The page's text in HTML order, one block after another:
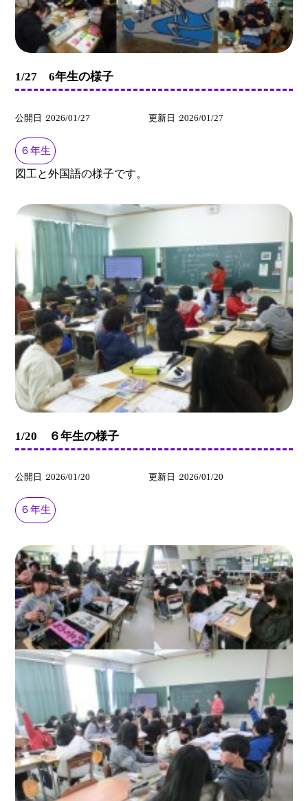
1/27 6年生の様子
公開日 2026/01/27 更新日 2026/01/27
６年生
図工と外国語の様子です。
1/20 ６年生の様子
公開日 2026/01/20 更新日 2026/01/20
６年生